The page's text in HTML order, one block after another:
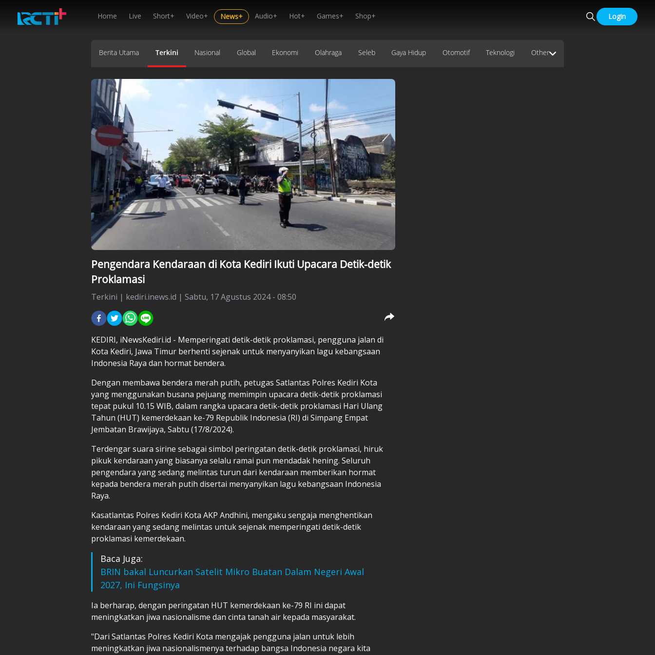
Home Live Short+ Video+ News+ Audio+ Hot+ Games+ Shop+ Login
Berita Utama Terkini Nasional Global Ekonomi Olahraga Seleb Gaya Hidup Otomotif Teknologi Other
Pengendara Kendaraan di Kota Kediri Ikuti Upacara Detik-detik
Proklamasi
Terkini | kediri.inews.id | Sabtu, 17 Agustus 2024 - 08:50
KEDIRI, iNewsKediri.id - Memperingati detik-detik proklamasi, pengguna jalan di
Kota Kediri, Jawa Timur berhenti sejenak untuk menyanyikan lagu kebangsaan
Indonesia Raya dan hormat bendera.
Dengan membawa bendera merah putih, petugas Satlantas Polres Kediri Kota
yang menggunakan busana pejuang memimpin upacara detik-detik proklamasi
tepat pukul 10.15 WIB, dalam rangka upacara detik-detik proklamasi Hari Ulang
Tahun (HUT) kemerdekaan ke-79 Republik Indonesia (RI) di Simpang Empat
Jembatan Brawijaya, Sabtu (17/8/2024).
Terdengar suara sirine sebagai simbol peringatan detik-detik proklamasi, hiruk
pikuk kendaraan yang biasanya selalu ramai pun mendadak hening. Seluruh
pengendara yang sedang melintas turun dari kendaraan memberikan hormat
kepada bendera merah putih disertai menyanyikan lagu kebangsaan Indonesia
Raya.
Kasatlantas Polres Kediri Kota AKP Andhini, mengaku sengaja menghentikan
kendaraan yang sedang melintas untuk sejenak memperingati detik-detik
proklamasi kemerdekaan.
Baca Juga:
BRIN bakal Luncurkan Satelit Mikro Buatan Dalam Negeri Awal
2027, Ini Fungsinya
Ia berharap, dengan peringatan HUT kemerdekaan ke-79 RI ini dapat
meningkatkan jiwa nasionalisme dan cinta tanah air kepada masyarakat.
"Dari Satlantas Polres Kediri Kota mengajak pengguna jalan untuk lebih
meningkatkan jiwa nasionalismenya terhadap bangsa Indonesia negara kita